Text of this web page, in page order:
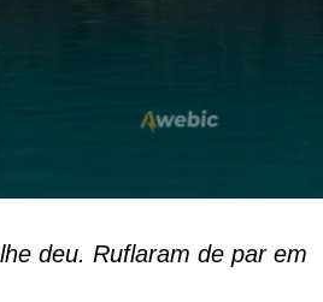
deu. Ruflaram de par em